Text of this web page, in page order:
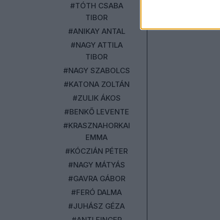
#TÓTH CSABA
TIBOR
#ANIKAY ANTAL
#NAGY ATTILA
TIBOR
#NAGY SZABOLCS
#KATONA ZOLTÁN
#ZULIK ÁKOS
#BENKŐ LEVENTE
#KRASZNAHORKAI
EMMA
#KÓCZIÁN PÉTER
#NAGY MÁTYÁS
#GAVRA GÁBOR
#FERÓ DALMA
#JUHÁSZ GÉZA